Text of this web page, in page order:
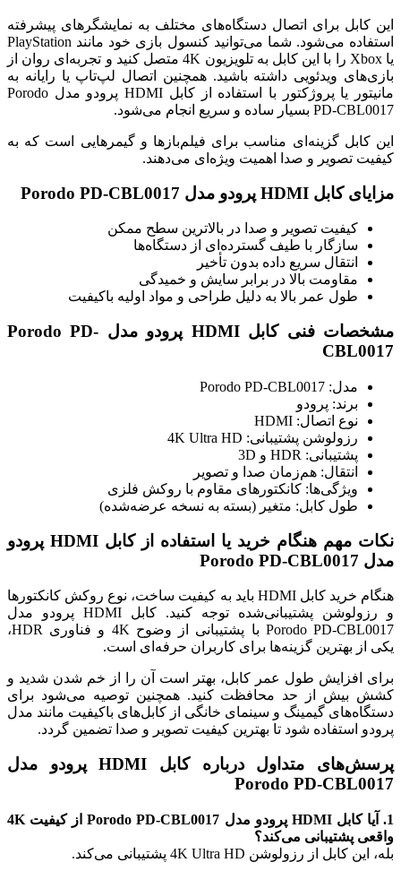
این کابل برای اتصال دستگاه‌های مختلف به نمایشگرهای پیشرفته
استفاده می‌شود. شما می‌توانید کنسول بازی خود مانند PlayStation
یا Xbox را با این کابل به تلویزیون 4K متصل کنید و تجربه‌ای روان از
بازی‌های ویدئویی داشته باشید. همچنین اتصال لپ‌تاپ یا رایانه به
مانیتور یا پروژکتور با استفاده از کابل HDMI پرودو مدل Porodo
PD-CBL0017 بسیار ساده و سریع انجام می‌شود.
این کابل گزینه‌ای مناسب برای فیلم‌بازها و گیمرهایی است که به
کیفیت تصویر و صدا اهمیت ویژه‌ای می‌دهند.
مزایای کابل HDMI پرودو مدل Porodo PD-CBL0017
کیفیت تصویر و صدا در بالاترین سطح ممکن
سازگار با طیف گسترده‌ای از دستگاه‌ها
انتقال سریع داده بدون تأخیر
مقاومت بالا در برابر سایش و خمیدگی
طول عمر بالا به دلیل طراحی و مواد اولیه باکیفیت
مشخصات فنی کابل HDMI پرودو مدل Porodo PD-
CBL0017
مدل: Porodo PD-CBL0017
برند: پرودو
نوع اتصال: HDMI
رزولوشن پشتیبانی: 4K Ultra HD
پشتیبانی: HDR و 3D
انتقال: هم‌زمان صدا و تصویر
ویژگی‌ها: کانکتورهای مقاوم با روکش فلزی
طول کابل: متغیر (بسته به نسخه عرضه‌شده)
نکات مهم هنگام خرید یا استفاده از کابل HDMI پرودو
مدل Porodo PD-CBL0017
هنگام خرید کابل HDMI باید به کیفیت ساخت، نوع روکش کانکتورها
و رزولوشن پشتیبانی‌شده توجه کنید. کابل HDMI پرودو مدل
Porodo PD-CBL0017 با پشتیبانی از وضوح 4K و فناوری HDR،
یکی از بهترین گزینه‌ها برای کاربران حرفه‌ای است.
برای افزایش طول عمر کابل، بهتر است آن را از خم شدن شدید و
کشش بیش از حد محافظت کنید. همچنین توصیه می‌شود برای
دستگاه‌های گیمینگ و سینمای خانگی از کابل‌های باکیفیت مانند مدل
پرودو استفاده شود تا بهترین کیفیت تصویر و صدا تضمین گردد.
پرسش‌های متداول درباره کابل HDMI پرودو مدل
Porodo PD-CBL0017
1. آیا کابل HDMI پرودو مدل Porodo PD-CBL0017 از کیفیت 4K
واقعی پشتیبانی می‌کند؟
بله، این کابل از رزولوشن 4K Ultra HD پشتیبانی می‌کند.